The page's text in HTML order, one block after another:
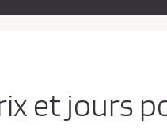
et jours